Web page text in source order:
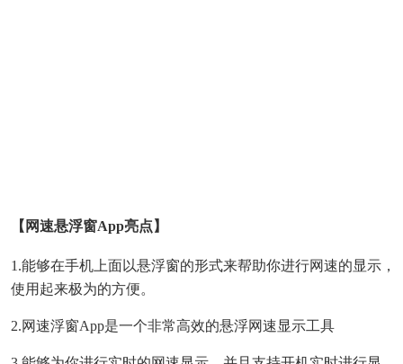
【网速悬浮窗app亮点】
1.能够在手机上面以悬浮窗的形式来帮助你进行网速的显示，
使用起来极为的方便。
2.网速浮窗app是一个非常高效的悬浮网速显示工具